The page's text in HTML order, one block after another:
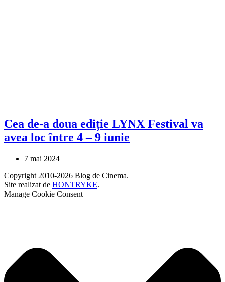
Cea de-a doua ediție LYNX Festival va
avea loc între 4 – 9 iunie
7 mai 2024
Copyright 2010-2026 Blog de Cinema.
Site realizat de HONTRYKE.
Manage Cookie Consent